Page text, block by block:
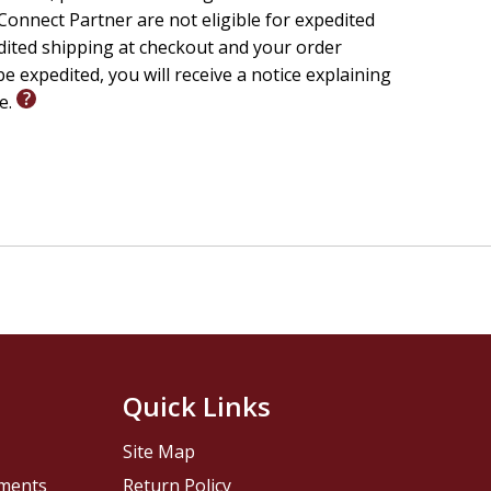
"orphan mentality" and embrace your true identity
This work is not just another book on spiritual
through the unconditional love of your
Partner are not eligible for expedited
shipping at checkout and your order
expedited, you will receive a notice explaining
Quick Links
Site Map
Return Policy